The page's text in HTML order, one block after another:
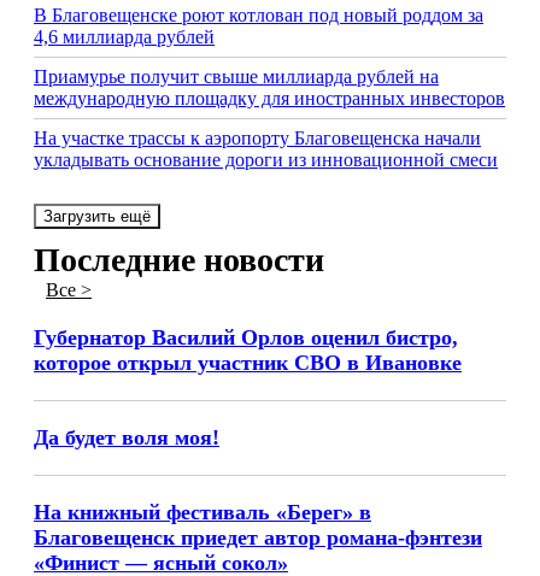
В Благовещенске роют котлован под новый роддом за
4,6 миллиарда рублей
Приамурье получит свыше миллиарда рублей на
международную площадку для иностранных инвесторов
На участке трассы к аэропорту Благовещенска начали
укладывать основание дороги из инновационной смеси
Загрузить ещё
Последние новости
Все >
Губернатор Василий Орлов оценил бистро,
которое открыл участник СВО в Ивановке
Да будет воля моя!
На книжный фестиваль «Берег» в
Благовещенск приедет автор романа-фэнтези
«Финист — ясный сокол»